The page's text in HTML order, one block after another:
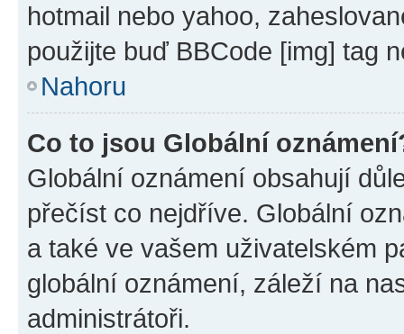
hotmail nebo yahoo,
použijte buď BBCode [img] tag
Nahoru
Co to jsou Globální
Globální oznámení obsahují
přečíst co nejdříve. Globální
a také ve vašem uživatelském
globální oznámení, záleží na
administrátoři.